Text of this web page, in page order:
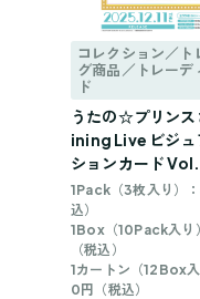
コレクション／ト
グ商品／トレーデ
ド
うたの☆プリン
ining Live ビジュ
ションカード
1Pack（3枚入り）
込）
1Box（10Pack入り
（税込）
1カートン（12Box
0円（税込）